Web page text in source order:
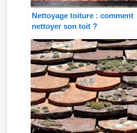
Nettoyage toiture : comment
nettoyer son toit ?